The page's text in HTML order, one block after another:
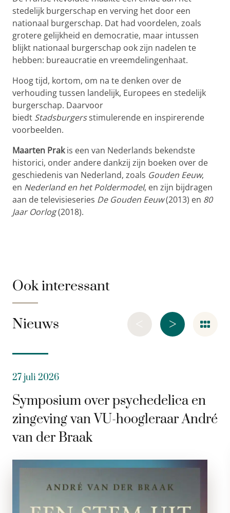
stedelijk burgerschap en verving het door een
nationaal burgerschap. Dat had voordelen, zoals
grotere gelijkheid en democratie, maar intussen
blijkt nationaal burgerschap ook zijn nadelen te
hebben: bureaucratie en vreemdelingenhaat.
Hoog tijd, kortom, om na te denken over de
verhouding tussen landelijk, Europees en stedelijk
burgerschap. Daarvoor
biedt Stadsburgersstimulerende en inspirerende
voorbeelden.
Maarten Prakis een van Nederlands bekendste
historici, onder andere dankzij zijn boeken over de
geschiedenis van Nederland, zoals Gouden Eeuw,
en Nederland en het Poldermodel, en zijn bijdragen
aan de televisieseries De Gouden Eeuw(2013) en 80
Jaar Oorlog(2018).
Ook interessant
Nieuws >
<
27 juli 2026
Symposium over psychedelica en
zingeving van VU-hoogleraar André
van der Braak